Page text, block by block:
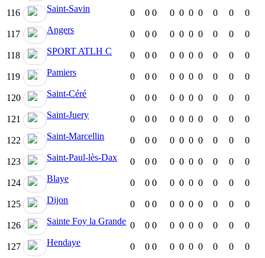
116 Saint-Savin 0 0 0 0 0 0 0 0 0 0
117 Angers 0 0 0 0 0 0 0 0 0 0
118 SPORT ATLH C 0 0 0 0 0 0 0 0 0 0
119 Pamiers 0 0 0 0 0 0 0 0 0 0
120 Saint-Céré 0 0 0 0 0 0 0 0 0 0
121 Saint-Juery 0 0 0 0 0 0 0 0 0 0
122 Saint-Marcellin 0 0 0 0 0 0 0 0 0 0
123 Saint-Paul-lès-Dax 0 0 0 0 0 0 0 0 0 0
124 Blaye 0 0 0 0 0 0 0 0 0 0
125 Dijon 0 0 0 0 0 0 0 0 0 0
126 Sainte Foy la Grande 0 0 0 0 0 0 0 0 0 0
127 Hendaye 0 0 0 0 0 0 0 0 0 0